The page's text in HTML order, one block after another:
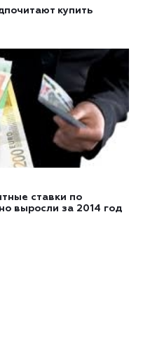
купить
ставки по
выросли за 2014 год